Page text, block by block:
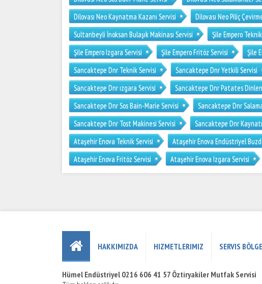
Dilovası Neo Kaynatma Kazanı Servisi
Dilovası Neo Piliç
Sultanbeyli İnoksan Bulaşık Makinası Servisi
Şile Empero
Şile Empero Izgara Servisi
Şile Empero Fritöz Servisi Şile
Sancaktepe Dnr Teknik Servisi
Sancaktepe Dnr Yetkili Servisi
Sancaktepe Dnr ızgara Servisi
Sancaktepe Dnr Patates
Sancaktepe Dnr Sos Bain-Marie Servisi
Sancaktepe Dnr
Sancaktepe Dnr Tost Makinesi Servisi
Sancaktepe Dnr
Ataşehir Enova Teknik Servisi
Ataşehir Enova Endüstriyel
Ataşehir Enova Fritöz Servisi
Ataşehir Enova Izgara Servisi
HAKKIMIZDA HIZMETLERIMIZ SERVIS
Hümel Endüstriyel 0216 606 41 57 Öztiryakiler Mutfak Servisi